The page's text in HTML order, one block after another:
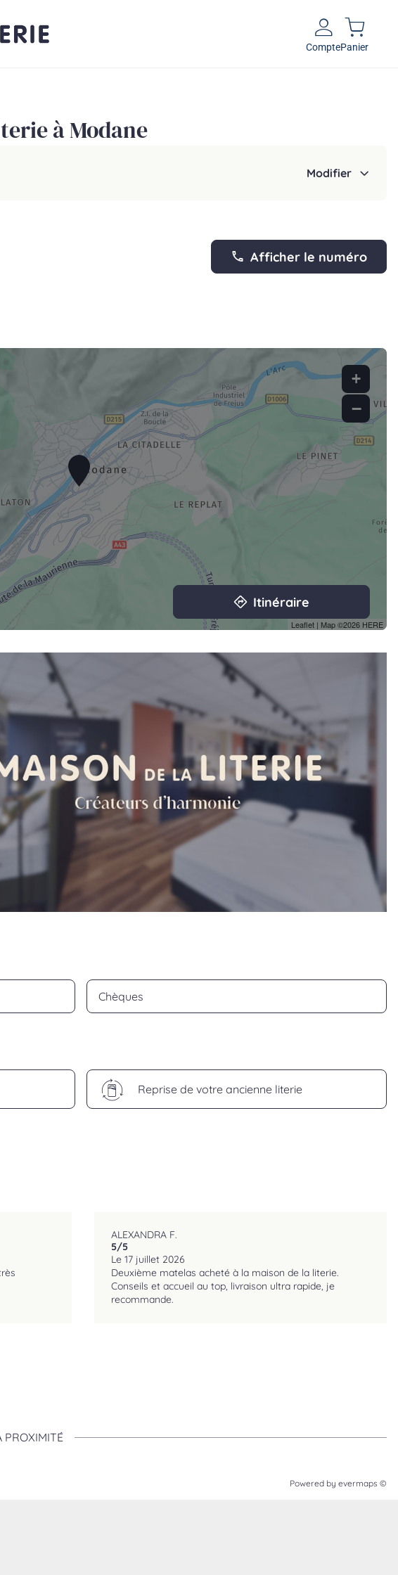
ComptePanier
à Modane
Modifier
Afficher le numéro
+
−
Leaflet | Map ©2026 HERE
Itinéraire
Chèques
Reprise de votre ancienne literie
5/5
Le 17 juillet 2026
Deuxième matelas acheté à la maison de la literie.
Conseils et accueil au top, livraison ultra rapide, je
recommande.
ALEXANDRA F.
PROXIMITÉ
Powered by evermaps ©